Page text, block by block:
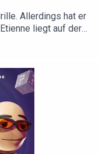
Allerdings hat er
liegt auf der
im Speckmantel.